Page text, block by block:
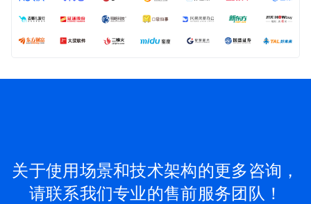
关于使用场景和技术架构的更多咨询，
请联系我们专业的售前服务团队！